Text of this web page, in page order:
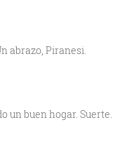
abrazo, Piranesi.
un buen hogar. Suerte.